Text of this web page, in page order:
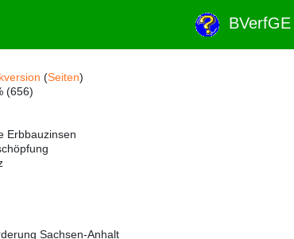
(Seiten)
(656)
Erbbauzinsen
Sachsen-Anhalt